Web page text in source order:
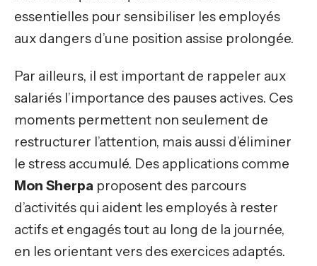
essentielles pour sensibiliser les employés
aux dangers d’une position assise prolongée.
Par ailleurs, il est important de rappeler aux
salariés l’importance des pauses actives. Ces
moments permettent non seulement de
restructurer l’attention, mais aussi d’éliminer
le stress accumulé. Des applications comme
Mon Sherpa proposent des parcours
d’activités qui aident les employés à rester
actifs et engagés tout au long de la journée,
en les orientant vers des exercices adaptés.